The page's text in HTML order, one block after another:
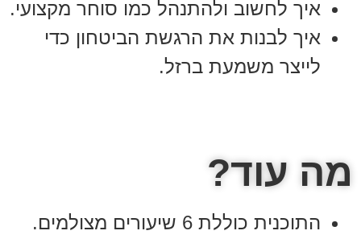
איך לחשוב ולהתנהל כמו סוחר מקצועי.
איך לבנות את הרגשת הביטחון כדי
לייצר משמעת ברזל.
מה עוד?
התוכנית כוללת 6 שיעורים מצולמים.